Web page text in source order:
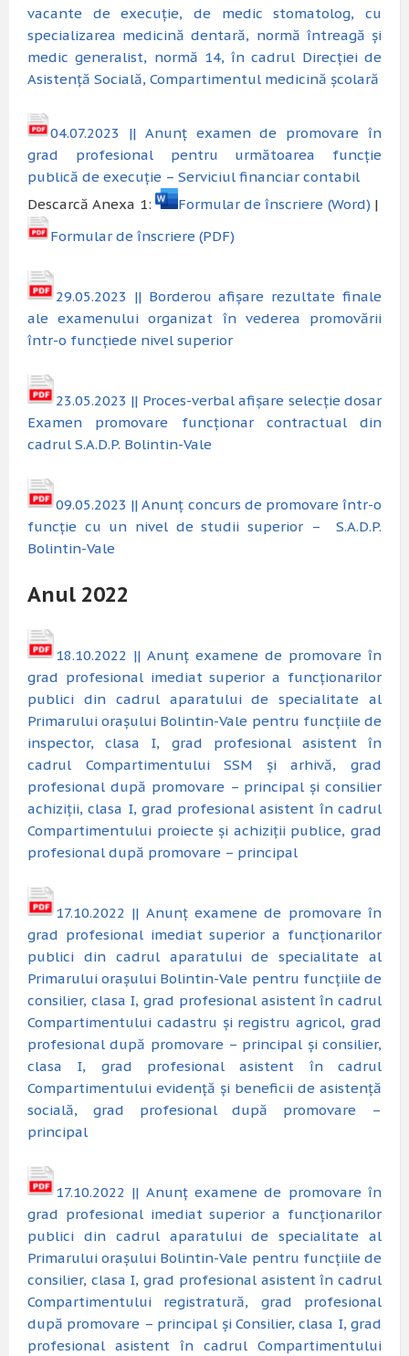
vacante de execuție, de medic stomatolog, cu
specializarea medicină dentară, normă întreagă și
medic generalist, normă 14, în cadrul Direcției de
Asistență Socială, Compartimentul medicină școlară
04.07.2023 || Anunț examen de promovare în
grad profesional pentru următoarea funcție
publică de execuție – Serviciul financiar contabil
Descarcă Anexa 1:
Formular de înscriere (Word)|
Formular de înscriere (PDF)
29.05.2023 || Borderou afișare rezultate finale
ale examenului organizat în vederea promovării
într-o funcțiede nivel superior
23.05.2023 || Proces-verbal afișare selecție dosar
Examen promovare funcționar contractual din
cadrul S.A.D.P. Bolintin-Vale
09.05.2023 || Anunț concurs de promovare într-o
funcție cu un nivel de studii superior – S.A.D.P.
Bolintin-Vale
Anul 2022
18.10.2022 || Anunț examene de promovare în
grad profesional imediat superior a funcționarilor
publici din cadrul aparatului de specialitate al
Primarului orașului Bolintin-Vale pentru funcțiile de
inspector, clasa I, grad profesional asistent în
cadrul Compartimentului SSM și arhivă, grad
profesional după promovare – principal și consilier
achiziții, clasa I, grad profesional asistent în cadrul
Compartimentului proiecte și achiziții publice, grad
profesional după promovare – principal
17.10.2022 || Anunț examene de promovare în
grad profesional imediat superior a funcționarilor
publici din cadrul aparatului de specialitate al
Primarului orașului Bolintin-Vale pentru funcțiile de
consilier, clasa I, grad profesional asistent în cadrul
Compartimentului cadastru și registru agricol, grad
profesional după promovare – principal și consilier,
clasa I, grad profesional asistent în cadrul
Compartimentului evidență și beneficii de asistență
socială, grad profesional după promovare –
principal
17.10.2022 || Anunț examene de promovare în
grad profesional imediat superior a funcționarilor
publici din cadrul aparatului de specialitate al
Primarului orașului Bolintin-Vale pentru funcțiile de
consilier, clasa I, grad profesional asistent în cadrul
Compartimentului registratură, grad profesional
după promovare – principal și Consilier, clasa I, grad
profesional asistent în cadrul Compartimentului